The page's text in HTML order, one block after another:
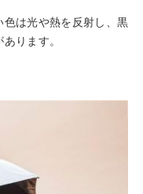
は光や熱を反射し、黒
ります。